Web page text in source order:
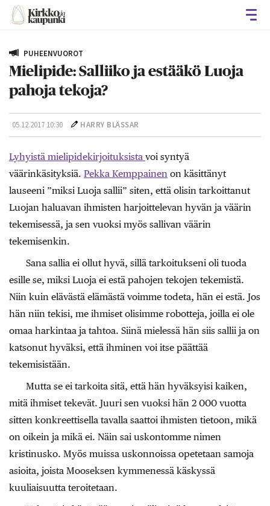
PUHEENVUOROT
Mielipide: Salliiko ja estääkö Luoja
pahoja tekoja?
05.12.2017 10:30 HARRY BLÄSSAR
Lyhyistä mielipidekirjoituksista voi syntyä
väärinkäsityksiä. Pekka Kemppainen on käsittänyt
lauseeni ”miksi Luoja sallii” siten, että olisin tarkoittanut
Luojan haluavan ihmisten harjoittelevan hyvän ja väärin
tekemisessä, ja sen vuoksi myös sallivan väärin
tekemisenkin.
Sana sallia ei ollut hyvä, sillä tarkoitukseni oli tuoda
esille se, miksi Luoja ei estä pahojen tekojen tekemistä.
Niin kuin elävästä elämästä voimme todeta, hän ei estä. Jos
hän niin tekisi, me ihmiset olisimme robotteja, joilla ei ole
omaa harkintaa ja tahtoa. Siinä mielessä hän siis sallii ja on
katsonut hyväksi, että ihminen voi itse päättää
tekemisistään.
Mutta se ei tarkoita sitä, että hän hyväksyisi kaiken,
mitä ihmiset tekevät. Juuri sen vuoksi hän 2 000 vuotta
sitten konkreettisella tavalla saattoi ihmisten tietoon, mikä
on oikein ja mikä ei. Näin sai uskontomme nimen
kristinusko. Myös muissa uskonnoissa opetetaan samoja
asioita, joista Mooseksen kymmenessä käskyssä
kuuliaisuutta teroitetaan.